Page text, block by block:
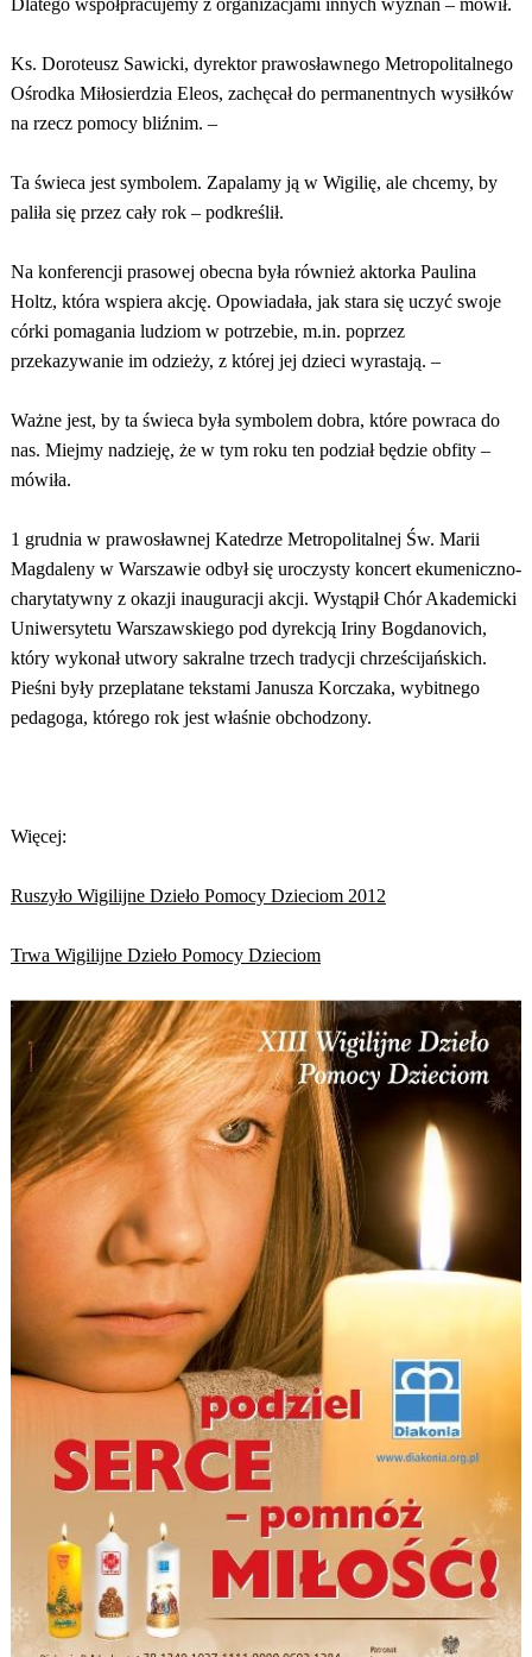
Dlatego współpracujemy z organizacjami innych wyznań – mówił.
Ks. Doroteusz Sawicki, dyrektor prawosławnego Metropolitalnego
Ośrodka Miłosierdzia Eleos, zachęcał do permanentnych wysiłków
na rzecz pomocy bliźnim. –
Ta świeca jest symbolem. Zapalamy ją w Wigilię, ale chcemy, by
paliła się przez cały rok – podkreślił.
Na konferencji prasowej obecna była również aktorka Paulina
Holtz, która wspiera akcję. Opowiadała, jak stara się uczyć swoje
córki pomagania ludziom w potrzebie, m.in. poprzez
przekazywanie im odzieży, z której jej dzieci wyrastają. –
Ważne jest, by ta świeca była symbolem dobra, które powraca do
nas. Miejmy nadzieję, że w tym roku ten podział będzie obfity –
mówiła.
1 grudnia w prawosławnej Katedrze Metropolitalnej Św. Marii
Magdaleny w Warszawie odbył się uroczysty koncert ekumeniczno-
charytatywny z okazji inauguracji akcji. Wystąpił Chór Akademicki
Uniwersytetu Warszawskiego pod dyrekcją Iriny Bogdanovich,
który wykonał utwory sakralne trzech tradycji chrześcijańskich.
Pieśni były przeplatane tekstami Janusza Korczaka, wybitnego
pedagoga, którego rok jest właśnie obchodzony.
Więcej:
Ruszyło Wigilijne Dzieło Pomocy Dzieciom 2012
Trwa Wigilijne Dzieło Pomocy Dzieciom